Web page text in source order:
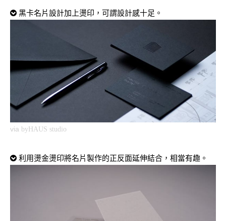
黑卡名片設計加上燙印，可謂設計感十足。
via byHAUS studio
利用燙金燙印將名片製作的正反面延伸結合，相當有趣。